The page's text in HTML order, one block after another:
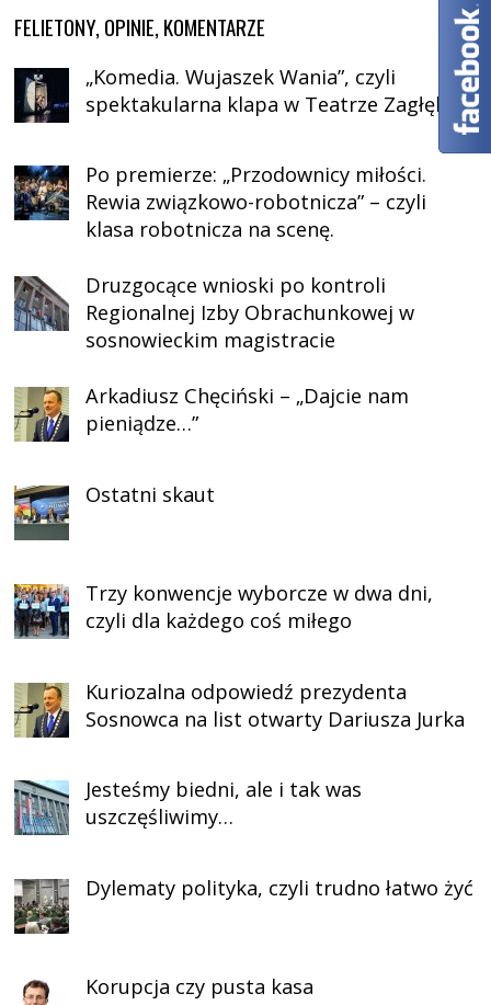
FELIETONY, OPINIE, KOMENTARZE
„Komedia. Wujaszek Wania”, czyli
spektakularna klapa w Teatrze Zagłębia
Po premierze: „Przodownicy miłości.
Rewia związkowo-robotnicza” – czyli
klasa robotnicza na scenę.
Druzgocące wnioski po kontroli
Regionalnej Izby Obrachunkowej w
sosnowieckim magistracie
Arkadiusz Chęciński – „Dajcie nam
pieniądze…”
Ostatni skaut
Trzy konwencje wyborcze w dwa dni,
czyli dla każdego coś miłego
Kuriozalna odpowiedź prezydenta
Sosnowca na list otwarty Dariusza Jurka
Jesteśmy biedni, ale i tak was
uszczęśliwimy…
Dylematy polityka, czyli trudno łatwo żyć
Korupcja czy pusta kasa